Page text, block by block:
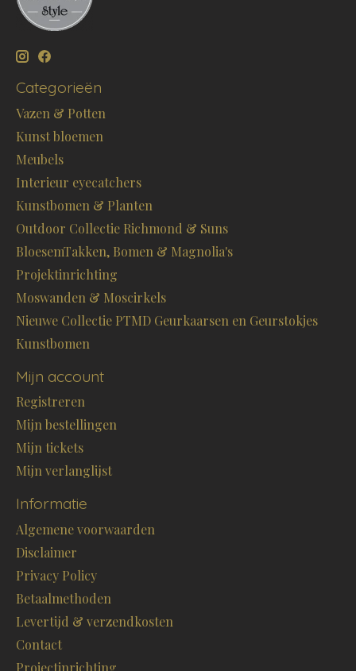
Categorieën
Vazen & Potten
Kunst bloemen
Meubels
Interieur eyecatchers
Kunstbomen & Planten
Outdoor Collectie Richmond & Suns
BloesemTakken, Bomen & Magnolia's
Projektinrichting
Moswanden & Moscirkels
Nieuwe Collectie PTMD Geurkaarsen en Geurstokjes
Kunstbomen
Mijn account
Registreren
Mijn bestellingen
Mijn tickets
Mijn verlanglijst
Informatie
Algemene voorwaarden
Disclaimer
Privacy Policy
Betaalmethoden
Levertijd & verzendkosten
Contact
Projectinrichting